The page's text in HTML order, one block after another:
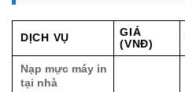
DỊCH VỤ
GIÁ
(VNĐ)
Nạp mực máy in
tại nhà